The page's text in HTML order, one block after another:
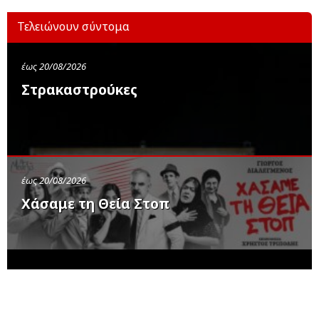
Τελειώνουν σύντομα
έως 20/08/2026
Στρακαστρούκες
έως 20/08/2026
Χάσαμε τη Θεία Στοπ